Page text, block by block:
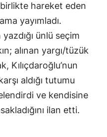
birlikte hareket eden
yayımladı.
ünlü seçim
alınan yargı/tüzük
Kılıçdaroğlu’nun
aldığı tutumu
ve kendisine
ilan etti.